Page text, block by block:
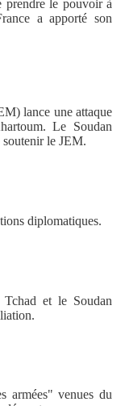
prendre le pouvoir à
a apporté son
lance une attaque
Le Soudan
soutenir le JEM.
diplomatiques.
et le Soudan
armées" venues du